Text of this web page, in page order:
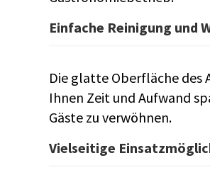
Einfache Reinigung und
Die glatte Oberfläche des
Ihnen Zeit und Aufwand
Gäste zu verwöhnen.
Vielseitige